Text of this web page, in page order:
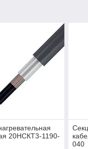
20НСКТ3-1190-
040